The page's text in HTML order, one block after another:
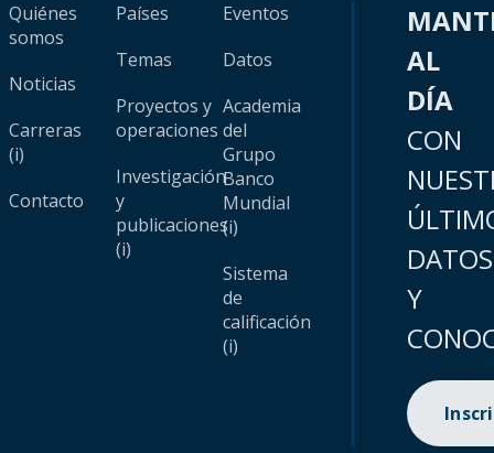
Quiénes
somos
Noticias
Carreras
(i)
Contacto
Países
Temas
Proyectos y
operaciones
Investigación
y
publicaciones
(i)
Eventos
Datos
Academia
del
Grupo
Banco
Mundial
(i)
Sistema
de
calificación
(i)
AL
DÍA
CON
DATOS
Y